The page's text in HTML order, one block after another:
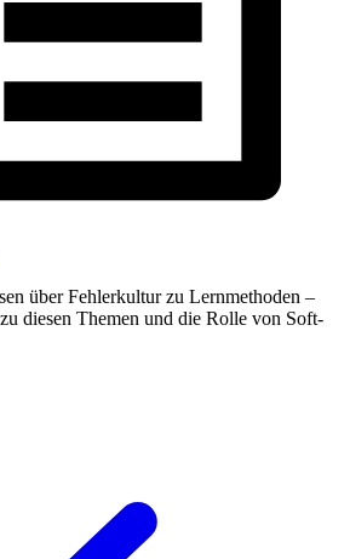
über Fehlerkultur zu Lernmethoden –
diesen Themen und die Rolle von Soft-